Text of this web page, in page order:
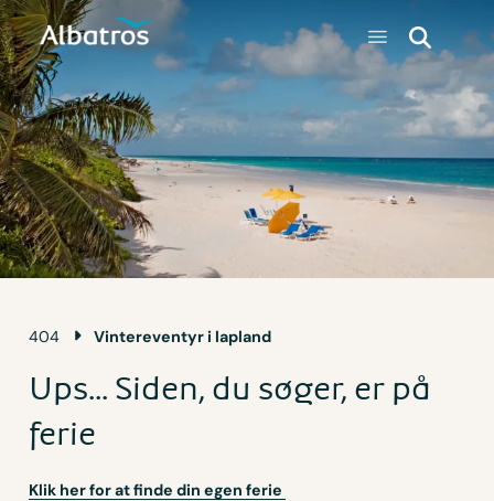
404 Vintereventyr i lapland
Ups... Siden, du søger, er på
ferie
Klik her for at finde din egen ferie